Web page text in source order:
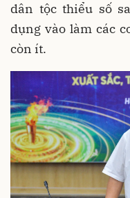
dân tộc thiểu số
dụng vào làm các
còn ít.